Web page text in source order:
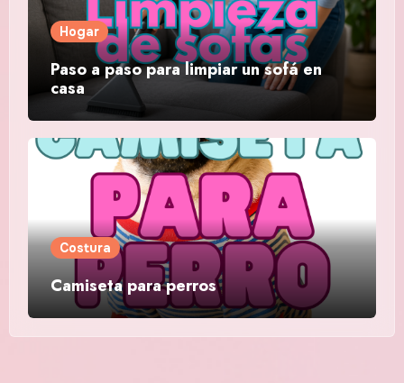
Hogar
Paso a paso para limpiar un sofá en
casa
Costura
Camiseta para perros